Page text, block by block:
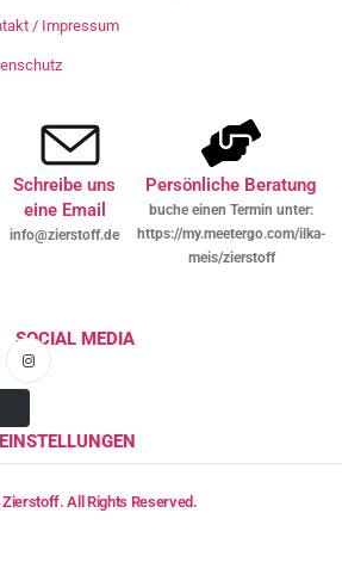
/ Impressum
Schreibe uns
eine Email
info@zierstoff.de
Persönliche Beratung
buche einen Termin unter:
https://my.meetergo.com/ilka-
meis/zierstoff
SOCIAL MEDIA
All Rights Reserved.